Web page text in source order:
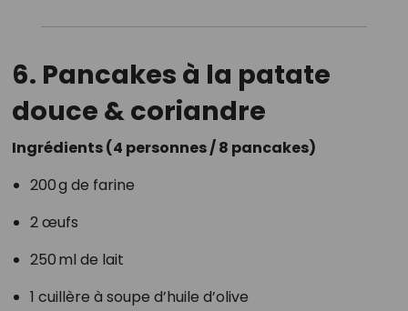
6. Pancakes à la patate
douce & coriandre
Ingrédients (4 personnes / 8 pancakes)
200 g de farine
2 œufs
250 ml de lait
1 cuillère à soupe d’huile d’olive